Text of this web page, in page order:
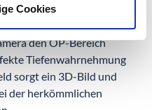
Cookies
So entsteht der sehr präzise
den OP-Bereich
Tiefenwahrnehmung
sorgt ein 3D-Bild und
der herkömmlichen